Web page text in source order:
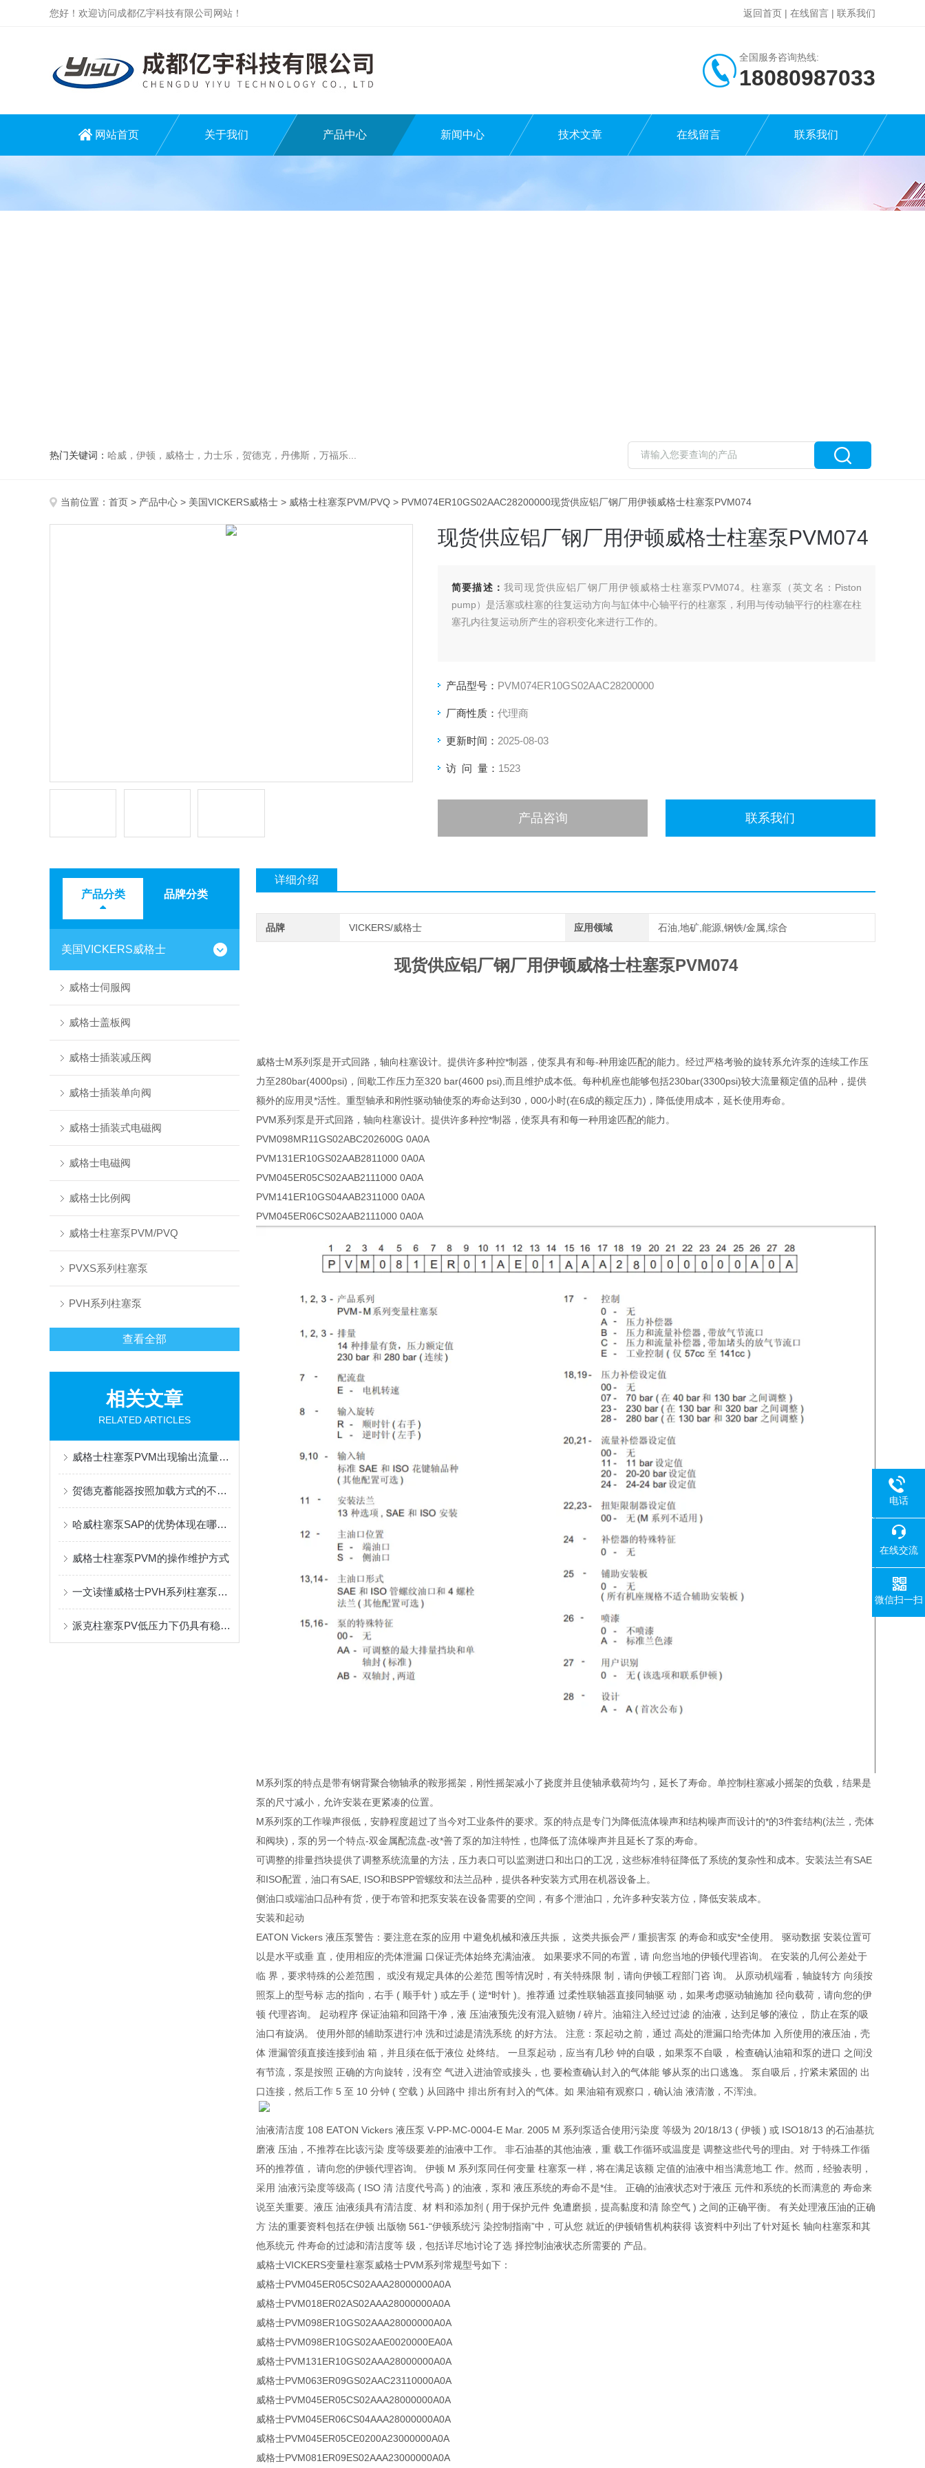
您好！欢迎访问成都亿宇科技有限公司网站！ 返回首页 | 在线留言 | 联系我们
全国服务咨询热线:
18080987033
网站首页 关于我们 产品中心 新闻中心 技术文章 在线留言 联系我们
热门关键词： 哈威，伊顿，威格士，力士乐，贺德克，丹佛斯，万福乐...
当前位置： 首页 > 产品中心 > 美国VICKERS威格士 > 威格士柱塞泵PVM/PVQ > PVM074ER10GS02AAC28200000现货供应铝厂钢厂用伊顿威格士柱塞泵PVM074
现货供应铝厂钢厂用伊顿威格士柱塞泵PVM074
简要描述：我司现货供应铝厂钢厂用伊顿威格士柱塞泵PVM074。柱塞泵（英文名：Piston
pump）是活塞或柱塞的往复运动方向与缸体中心轴平行的柱塞泵，利用与传动轴平行的柱塞在柱
塞孔内往复运动所产生的容积变化来进行工作的。
产品型号： PVM074ER10GS02AAC28200000
厂商性质： 代理商
更新时间： 2025-08-03
访 问 量： 1523
产品咨询 联系我们
产品分类 品牌分类
美国VICKERS威格士
威格士伺服阀
威格士盖板阀
威格士插装减压阀
威格士插装单向阀
威格士插装式电磁阀
威格士电磁阀
威格士比例阀
威格士柱塞泵PVM/PVQ
PVXS系列柱塞泵
PVH系列柱塞泵
查看全部
相关文章
RELATED ARTICLES
威格士柱塞泵PVM出现输出流量不足或不输出油故障的解决方法
贺德克蓄能器按照加载方式的不同可以分为哪几类呢？
哈威柱塞泵SAP的优势体现在哪些方面？
威格士柱塞泵PVM的操作维护方式
一文读懂威格士PVH系列柱塞泵结构组成，就是这么简单
派克柱塞泵PV低压力下仍具有稳定的补偿调节功能
详细介绍
品牌 VICKERS/威格士 应用领域 石油,地矿,能源,钢铁/金属,综合
现货供应铝厂钢厂用伊顿威格士柱塞泵PVM074
威格士M系列泵是开式回路，轴向柱塞设计。提供许多种控*制器，使泵具有和每-种用途匹配的能力。经过严格考验的旋转系允许泵的连续工作压
力至280bar(4000psi)，间歇工作压力至320 bar(4600 psi),而且维护成本低。每种机座也能够包括230bar(3300psi)较大流量额定值的品种，提供
额外的应用灵*活性。重型轴承和刚性驱动轴使泵的寿命达到30，000小时(在6成的额定压力)，降低使用成本，延长使用寿命。
PVM系列泵是开式回路，轴向柱塞设计。提供许多种控*制器，使泵具有和每一种用途匹配的能力。
PVM098MR11GS02ABC202600G 0A0A
PVM131ER10GS02AAB2811000 0A0A
PVM045ER05CS02AAB2111000 0A0A
PVM141ER10GS04AAB2311000 0A0A
PVM045ER06CS02AAB2111000 0A0A
M系列泵的特点是带有钢背聚合物轴承的鞍形摇架，刚性摇架减小了挠度并且使轴承载荷均匀，延长了寿命。单控制柱塞减小摇架的负载，结果是
泵的尺寸减小，允许安装在更紧凑的位置。
M系列泵的工作噪声很低，安静程度超过了当今对工业条件的要求。泵的特点是专门为降低流体噪声和结构噪声而设计的*的3件套结构(法兰，壳体
和阀块)，泵的另一个特点-双金属配流盘-改*善了泵的加注特性，也降低了流体噪声并且延长了泵的寿命。
可调整的排量挡块提供了调整系统流量的方法，压力表口可以监测进口和出口的工况，这些标准特征降低了系统的复杂性和成本。安装法兰有SAE
和ISO配置，油口有SAE, ISO和BSPP管螺纹和法兰品种，提供各种安装方式用在机器设备上。
侧油口或端油口品种有货，便于布管和把泵安装在设备需要的空间，有多个泄油口，允许多种安装方位，降低安装成本。
安装和起动
EATON Vickers 液压泵警告：要注意在泵的应用 中避免机械和液压共振， 这类共振会严 / 重损害泵 的寿命和或安*全使用。 驱动数据 安装位置可
以是水平或垂 直，使用相应的壳体泄漏 口保证壳体始终充满油液。 如果要求不同的布置，请 向您当地的伊顿代理咨询。 在安装的几何公差处于
临 界，要求特殊的公差范围， 或没有规定具体的公差范 围等情况时，有关特殊限 制，请向伊顿工程部门咨 询。 从原动机端看，轴旋转方 向须按
照泵上的型号标 志的指向，右手 ( 顺手针 ) 或左手 ( 逆*时针 )。推荐通 过柔性联轴器直接同轴驱 动，如果考虑驱动轴施加 径向载荷，请向您的伊
顿 代理咨询。 起动程序 保证油箱和回路干净，液 压油液预先没有混入赃物 / 碎片。油箱注入经过过滤 的油液，达到足够的液位， 防止在泵的吸
油口有旋涡。 使用外部的辅助泵进行冲 洗和过滤是清洗系统 的好方法。 注意：泵起动之前，通过 高处的泄漏口给壳体加 入所使用的液压油，壳
体 泄漏管须直接连接到油 箱，并且须在低于液位 处终结。 一旦泵起动，应当有几秒 钟的自吸，如果泵不自吸， 检查确认油箱和泵的进口 之间没
有节流，泵是按照 正确的方向旋转，没有空 气进入进油管或接头，也 要检查确认封入的气体能 够从泵的出口逃逸。 泵自吸后，拧紧未紧固的 出
口连接，然后工作 5 至 10 分钟 ( 空载 ) 从回路中 排出所有封入的气体。如 果油箱有观察口，确认油 液清澈，不浑浊。
油液清洁度 108 EATON Vickers 液压泵 V-PP-MC-0004-E Mar. 2005 M 系列泵适合使用污染度 等级为 20/18/13 ( 伊顿 ) 或 ISO18/13 的石油基抗
磨液 压油，不推荐在比该污染 度等级要差的油液中工作。 非石油基的其他油液，重 载工作循环或温度是 调整这些代号的理由。对 于特殊工作循
环的推荐值， 请向您的伊顿代理咨询。 伊顿 M 系列泵同任何变量 柱塞泵一样，将在满足该额 定值的油液中相当满意地工 作。然而，经验表明，
采用 油液污染度等级高 ( ISO 清 洁度代号高 ) 的油液，泵和 液压系统的寿命不是*佳。 正确的油液状态对于液压 元件和系统的长而满意的 寿命来
说至关重要。液压 油液须具有清洁度、材 料和添加剂 ( 用于保护元件 免遭磨损，提高黏度和清 除空气 ) 之间的正确平衡。 有关处理液压油的正确
方 法的重要资料包括在伊顿 出版物 561-“伊顿系统污 染控制指南”中，可从您 就近的伊顿销售机构获得 该资料中列出了针对延长 轴向柱塞泵和其
他系统元 件寿命的过滤和清洁度等 级，包括详尽地讨论了选 择控制油液状态所需要的 产品。
威格士VICKERS变量柱塞泵威格士PVM系列常规型号如下：
威格士PVM045ER05CS02AAA28000000A0A
威格士PVM018ER02AS02AAA28000000A0A
威格士PVM098ER10GS02AAA28000000A0A
威格士PVM098ER10GS02AAE0020000EA0A
威格士PVM131ER10GS02AAA28000000A0A
威格士PVM063ER09GS02AAC23110000A0A
威格士PVM045ER05CS02AAA28000000A0A
威格士PVM045ER06CS04AAA28000000A0A
威格士PVM045ER05CE0200A23000000A0A
威格士PVM081ER09ES02AAA23000000A0A
电话
在线交流
微信扫一扫